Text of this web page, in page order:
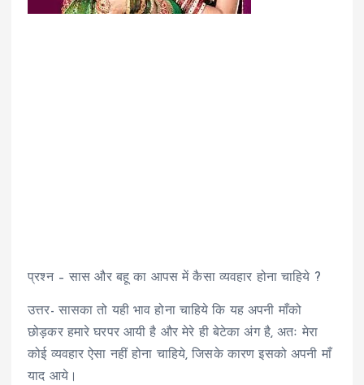
प्रश्न – सास और बहू का आपस में कैसा व्यवहार होना चाहिये ?
उत्तर- सासका तो यही भाव होना चाहिये कि यह अपनी माँको
छोड़कर हमारे घरपर आयी है और मेरे ही बेटेका अंग है, अतः मेरा
कोई व्यवहार ऐसा नहीं होना चाहिये, जिसके कारण इसको अपनी माँ
याद आये।